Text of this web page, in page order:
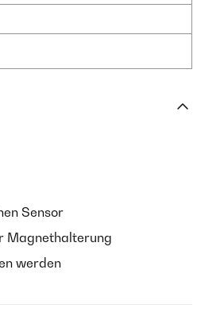
Sensor
Magnethalterung
werden